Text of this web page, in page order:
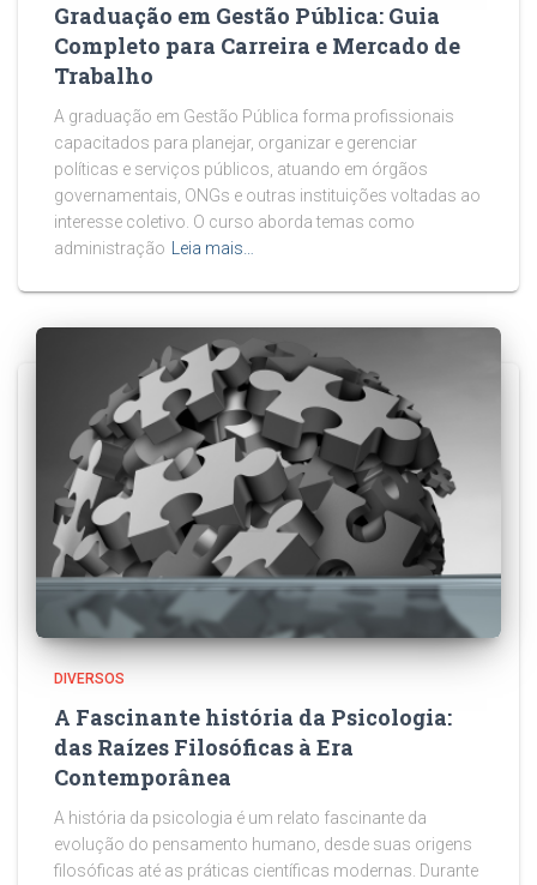
Graduação em Gestão Pública: Guia
Completo para Carreira e Mercado de
Trabalho
A graduação em Gestão Pública forma profissionais
capacitados para planejar, organizar e gerenciar
políticas e serviços públicos, atuando em órgãos
governamentais, ONGs e outras instituições voltadas ao
interesse coletivo. O curso aborda temas como
administração Leia mais…
DIVERSOS
A Fascinante história da Psicologia:
das Raízes Filosóficas à Era
Contemporânea
A história da psicologia é um relato fascinante da
evolução do pensamento humano, desde suas origens
filosóficas até as práticas científicas modernas. Durante